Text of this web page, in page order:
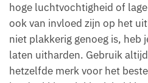
hoge luchtvochtigheid of
ook van invloed zijn op het
niet plakkerig genoeg is, heb
laten uitharden. Gebruik
hetzelfde merk voor het